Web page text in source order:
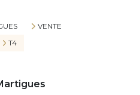
VENTE
T4